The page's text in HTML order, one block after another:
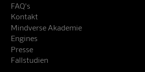
Online · KI-Assistent
FAQ's
Kontakt
Mindverse Akademie
Engines
Presse
Fallstudien